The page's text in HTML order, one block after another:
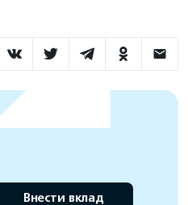
Внести вклад